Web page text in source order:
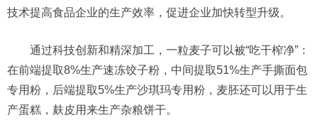
技术提高食品企业的生产效率，促进企业加快转型升级。
通过科技创新和精深加工，一粒麦子可以被“吃干榨净”：
在前端提取8%生产速冻饺子粉，中间提取51%生产手撕面包
专用粉，后端提取5%生产沙琪玛专用粉，麦胚还可以用于生
产蛋糕，麸皮用来生产杂粮饼干。